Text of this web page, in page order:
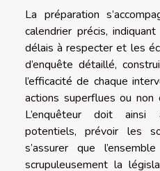
La préparation
calendrier précis,
délais à respecter et les
d’enquête détaillé,
l’efficacité de chaque
actions superflues ou non
L’enquêteur doit ainsi
potentiels, prévoir les
s’assurer que
scrupuleusement la